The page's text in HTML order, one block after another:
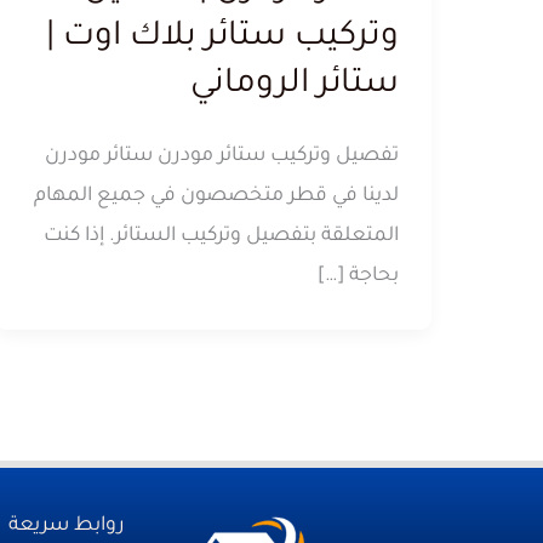
وتركيب ستائر بلاك اوت |
ستائر الروماني
تفصيل وتركيب ستائر مودرن ستائر مودرن
لدينا في قطر متخصصون في جميع المهام
المتعلقة بتفصيل وتركيب الستائر. إذا كنت
بحاجة […]
روابط سريعة